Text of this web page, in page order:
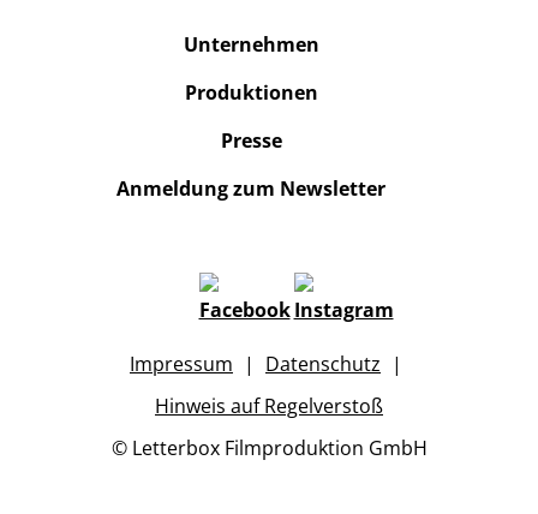
Unternehmen
Produktionen
Presse
Anmeldung zum Newsletter
Impressum
Datenschutz
Hinweis auf Regelverstoß
© Letterbox Filmproduktion GmbH